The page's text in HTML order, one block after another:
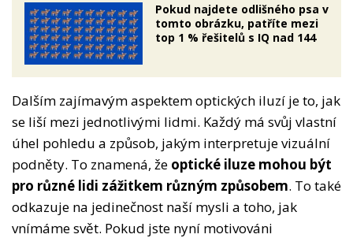
Pokud najdete odlišného psa v
tomto obrázku, patříte mezi
top 1 % řešitelů s IQ nad 144
Dalším zajímavým aspektem optických iluzí je to, jak
se liší mezi jednotlivými lidmi. Každý má svůj vlastní
úhel pohledu a způsob, jakým interpretuje vizuální
podněty. To znamená, že optické iluze mohou být
pro různé lidi zážitkem různým způsobem. To také
odkazuje na jedinečnost naší mysli a toho, jak
vnímáme svět. Pokud jste nyní motivováni